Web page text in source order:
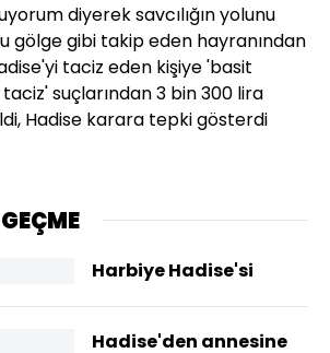
diyerek savcılığın yolunu
gölge gibi takip eden hayranından
taciz eden kişiye 'basit
suçlarından 3 bin 300 lira
Hadise karara tepki gösterdi
Harbiye Hadise'si
Hadise'den annesine